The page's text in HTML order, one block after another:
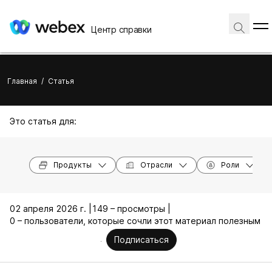
Центр справки
Главная / Статья
Это статья для:
Продукты Отрасли Роли
02 апреля 2026 г. |
149 – просмотры |
0 – пользователи, которые сочли этот материал полезным
Подписаться